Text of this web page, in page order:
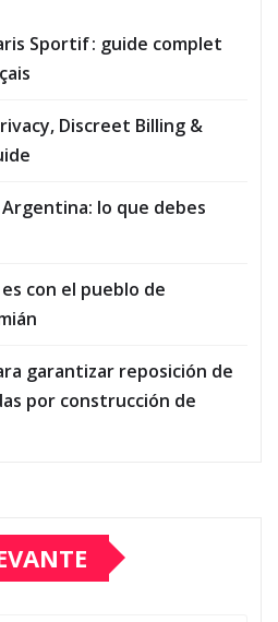
Sportif : guide complet
Discreet Billing &
lo que debes
con el pueblo de
garantizar reposición de
por construcción de